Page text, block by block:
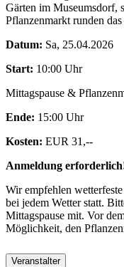
Gärten im Museumsdorf,
Pflanzenmarkt runden
Datum: Sa, 25.04.2026
Start: 10:00 Uhr
Mittagspause &
Ende: 15:00 Uhr
Kosten: EUR 31,--
Anmeldung
Wir empfehlen
bei jedem Wetter statt.
Mittagspause mit. Vor
Möglichkeit, den
Veranstalter